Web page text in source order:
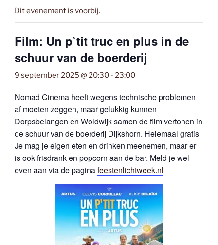
Dit evenement is voorbij.
Film: Un p`tit truc en plus in de
schuur van de boerderij
9 september 2025 @ 20:30 - 23:00
Nomad Cinema heeft wegens technische problemen
af moeten zeggen, maar gelukkig kunnen
Dorpsbelangen en Woldwijk samen de film vertonen in
de schuur van de boerderij Dijkshorn. Helemaal gratis!
Je mag je eigen eten en drinken meenemen, maar er
is ook frisdrank en popcorn aan de bar. Meld je wel
even aan via de paginafeestenlichtweek.nl